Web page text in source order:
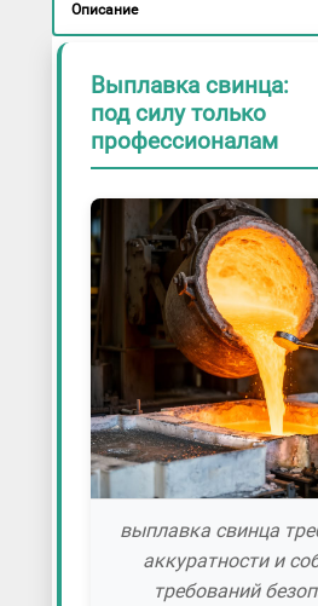
Описание
Выплавка свинца:
под силу только
профессионалам
выплавка свинца
аккуратности и
требований